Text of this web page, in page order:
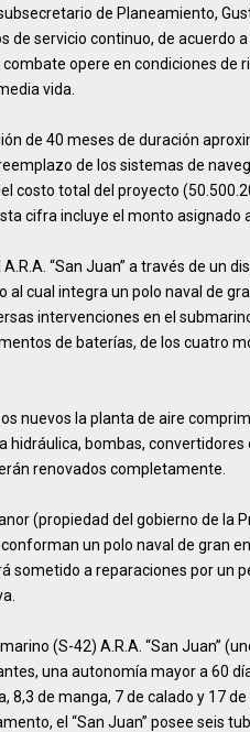
de Planeamiento,
de servicio continuo, de acuerdo
opere en condiciones de
vida.
de 40 meses de duración
de los sistemas de
costo total del proyecto
cifra incluye el monto asignado
“San Juan” a través de un
al cual integra un polo naval de
intervenciones en el
de baterías, de los cuatro
nuevos la planta de aire
hidráulica, bombas,
renovados completamente.
(propiedad del gobierno de la
un polo naval de gran
sometido a reparaciones por un
(S-42) A.R.A. “San Juan”
una autonomía mayor a 60
8,3 de manga, 7 de calado y 17
el “San Juan” posee seis